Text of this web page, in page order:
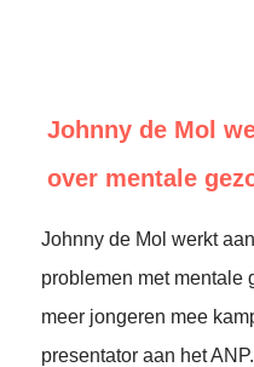
Johnny de Mol
over mentale
Johnny de Mol werkt
problemen met mentale
meer jongeren mee
presentator aan het